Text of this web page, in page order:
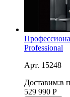
Professional
Арт. 15248
Доставим:в
529 990 Р